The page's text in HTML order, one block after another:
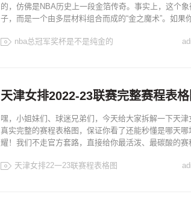
的，仿佛是NBA历史上一段金箔传奇。事实上，这个
子，而是一个由多层材料组合而成的“金之魔术”。如果
nba总冠军奖杯是不是纯金的
天津女排2022-23联赛完整赛程表格
嘿，小姐妹们、球迷兄弟们，今天给大家拆解一下天
真实完整的赛程表格图，保证你看了还能秒懂是哪天
耀！我们不走官方套路，直接给你最活泼、最碳酸的
天津女排22一23联赛程表格图